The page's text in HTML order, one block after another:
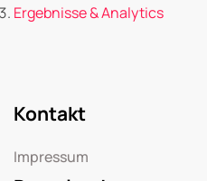
Ergebnisse & Analytics
Kontakt
Impressum